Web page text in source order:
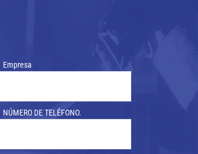
Empresa
NÚMERO DE TELÉFONO.